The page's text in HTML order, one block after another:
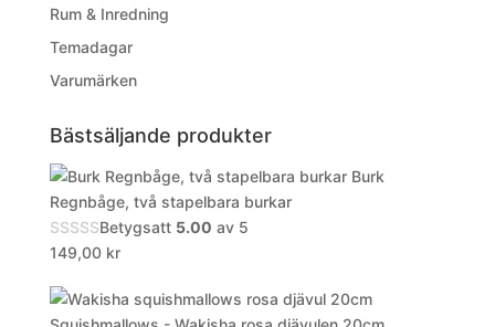
Rum & Inredning
Temadagar
Varumärken
Bästsäljande produkter
Burk
Regnbåge, två stapelbara burkar
Betygsatt 5.00 av 5
149,00 kr